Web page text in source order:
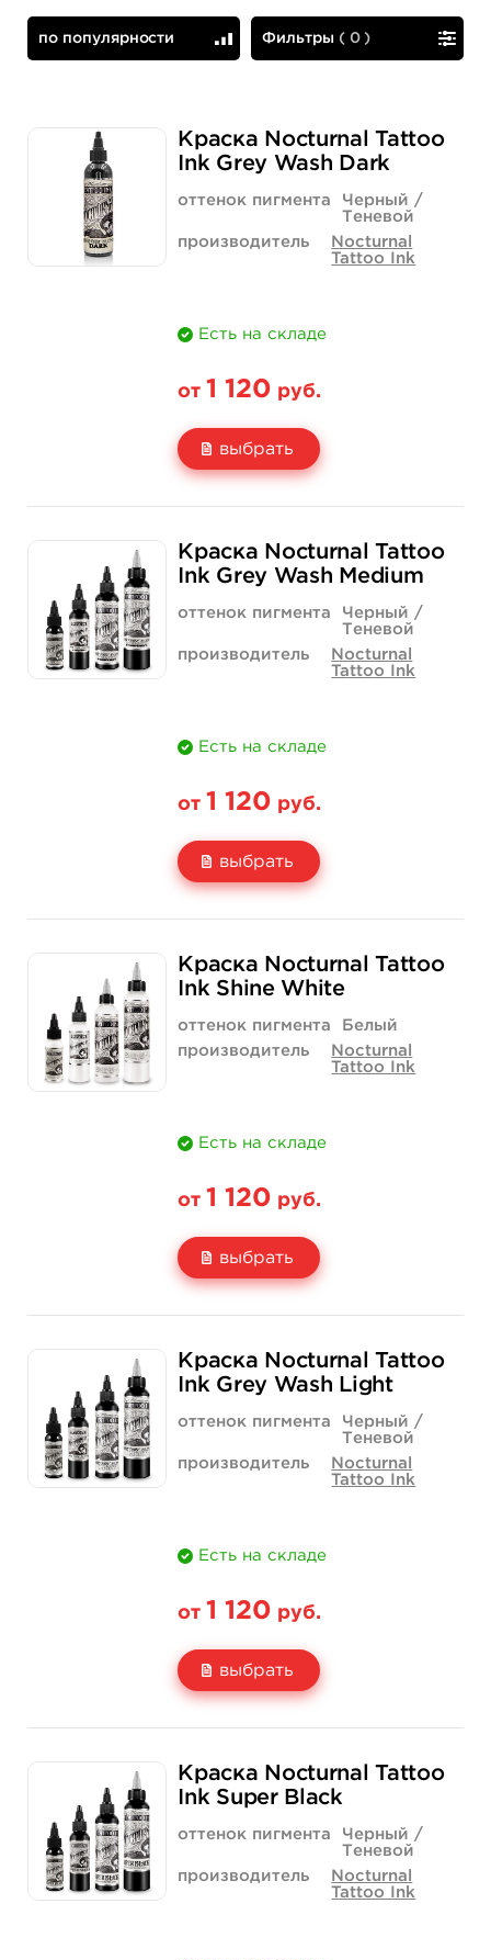
Фильтры (0 )
по популярности
Краска Nocturnal Tattoo
Ink Grey Wash Dark
оттенок пигмента
Черный /
Теневой
производитель
Nocturnal
Tattoo Ink
Есть на складе
от 1 120 руб.
выбрать
Количество
1 120 руб.
купить
1 960 руб.
нет на складе
Краска Nocturnal Tattoo
Ink Grey Wash Medium
оттенок пигмента
Черный /
Теневой
производитель
Nocturnal
Tattoo Ink
Есть на складе
от 1 120 руб.
выбрать
Количество
1 120 руб.
купить купить
Краска Nocturnal Tattoo
Ink Shine White
оттенок пигмента
Белый
производитель
Nocturnal
Tattoo Ink
Есть на складе
от 1 120 руб.
выбрать
Количество
1 120 руб.
купить
1 960 руб.
купить
Краска Nocturnal Tattoo
Ink Grey Wash Light
оттенок пигмента
Черный /
Теневой
производитель
Nocturnal
Tattoo Ink
Есть на складе
от 1 120 руб.
выбрать
Количество
1 120 руб.
купить купить
Краска Nocturnal Tattoo
Ink Super Black
оттенок пигмента
Черный /
Теневой
производитель
Nocturnal
Tattoo Ink